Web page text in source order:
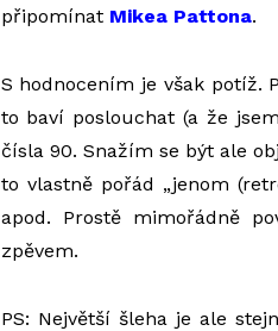
připomínat Mikea Pattona.
S hodnocením je však potíž.
to baví poslouchat (a že
čísla 90. Snažím se být ale
to vlastně pořád „jenom
apod. Prostě mimořádně
zpěvem.
PS: Největší šleha je ale